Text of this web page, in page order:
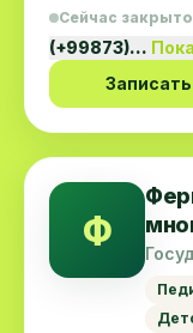
Сейчас закрыто
(+99873)…
Ф